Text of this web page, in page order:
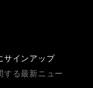
サインアップ
する最新ニュー